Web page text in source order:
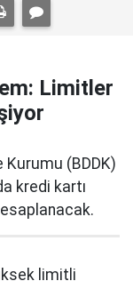
Limitler
Kurumu (BDDK)
kredi kartı
limitli